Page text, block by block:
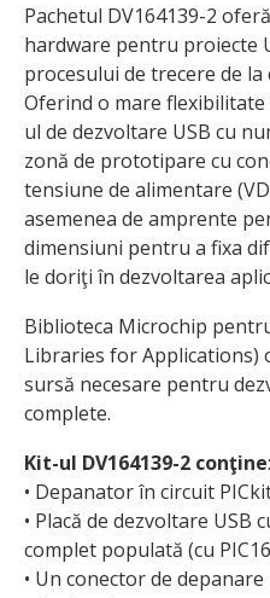
Pachetul DV164139-2
hardware pentru proiecte
procesului de trecere de
Oferind o mare
ul de dezvoltare USB cu
zonă de prototipare cu
tensiune de alimentare
asemenea de amprente
dimensiuni pentru a fixa
le doriţi în dezvoltarea
Biblioteca Microchip
Libraries for
sursă necesare pentru
complete.
Kit-ul DV164139-2 conţine:
• Depanator în circuit
• Placă de dezvoltare USB
complet populată (cu
• Un conector de depanare